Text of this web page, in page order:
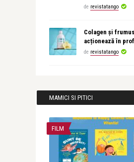
de revistatango
Colagen și
acționează în
de revistatango
MAMICI SI PITICI
FILM